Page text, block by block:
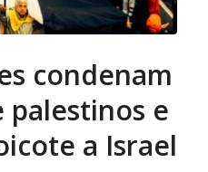
condenam
palestinos e
a Israel